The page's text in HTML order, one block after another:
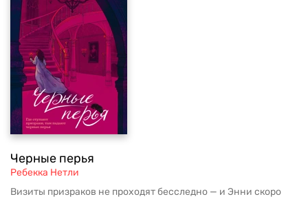
Черные перья
Ребекка Нетли
Визиты призраков не проходят бесследно — и Энни скоро